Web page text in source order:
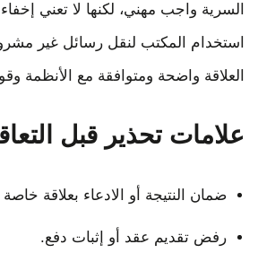
السرية واجب مهني، لكنها لا تعني
استخدام المكتب لنقل رسائل غير
العلاقة واضحة ومتوافقة مع الأنظمة
علامات تحذير قبل
ضمان النتيجة أو الادعاء بعلاقة
رفض تقديم عقد أو إثبات دفع.